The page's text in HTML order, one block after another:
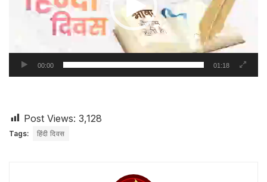
00:00 01:18
Post Views: 3,128
Tags: हिंदी दिवस